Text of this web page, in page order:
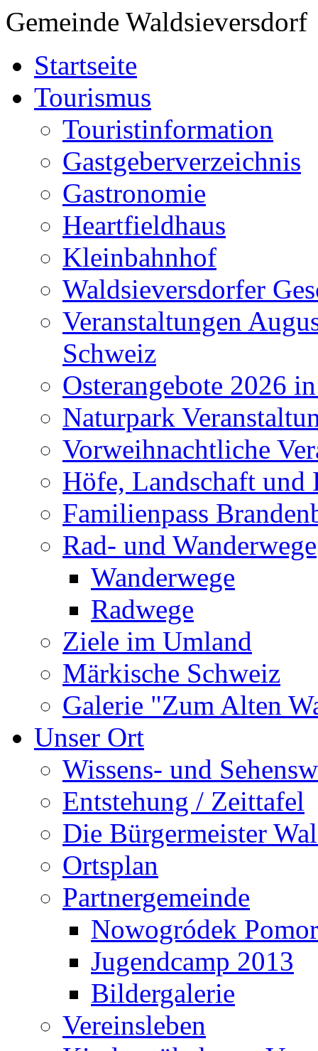
Gemeinde Waldsieversdorf
Startseite
Tourismus
Touristinformation
Gastgeberverzeichnis
Gastronomie
Heartfieldhaus
Kleinbahnhof
Waldsieversdorfer
Veranstaltungen
Schweiz
Osterangebote 2026
Naturpark
Vorweihnachtliche
Höfe, Landschaft und
Familienpass
Rad- und Wanderwege
Wanderwege
Radwege
Ziele im Umland
Märkische Schweiz
Galerie "Zum Alten
Unser Ort
Wissens- und
Entstehung / Zeittafel
Die Bürgermeister
Ortsplan
Partnergemeinde
Nowogródek
Jugendcamp 2013
Bildergalerie
Vereinsleben